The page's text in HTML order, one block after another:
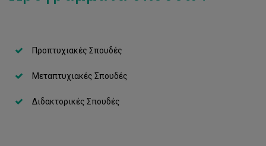
Program
Προπτυχιακές Σπουδές
Μεταπτυχιακές Σπουδές
Διδακτορικές Σπουδές